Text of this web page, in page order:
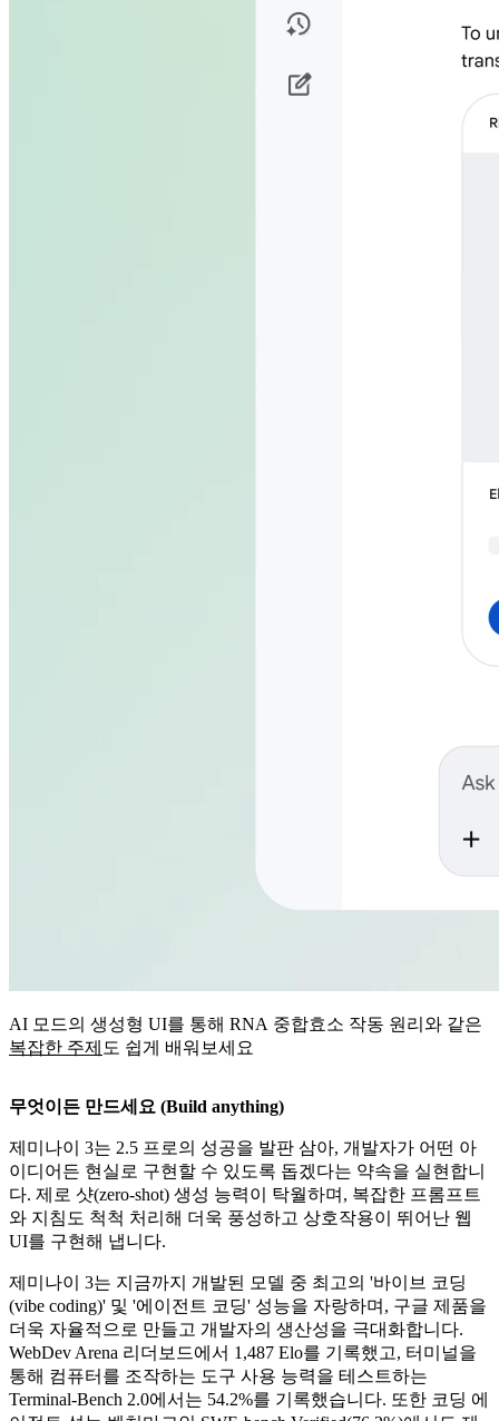
AI 모드의 생성형 UI를 통해 RNA 중합효소 작동 원리와 같은
복잡한 주제 도 쉽게 배워보세요
무엇이든 만드세요 (Build anything)
제미나이 3는 2.5 프로의 성공을 발판 삼아, 개발자가 어떤 아
이디어든 현실로 구현할 수 있도록 돕겠다는 약속을 실현합니
다. 제로 샷(zero-shot) 생성 능력이 탁월하며, 복잡한 프롬프트
와 지침도 척척 처리해 더욱 풍성하고 상호작용이 뛰어난 웹
UI를 구현해 냅니다.
제미나이 3는 지금까지 개발된 모델 중 최고의 '바이브 코딩
(vibe coding)' 및 '에이전트 코딩' 성능을 자랑하며, 구글 제품을
더욱 자율적으로 만들고 개발자의 생산성을 극대화합니다.
WebDev Arena 리더보드에서 1,487 Elo를 기록했고, 터미널을
통해 컴퓨터를 조작하는 도구 사용 능력을 테스트하는
Terminal-Bench 2.0에서는 54.2%를 기록했습니다. 또한 코딩 에